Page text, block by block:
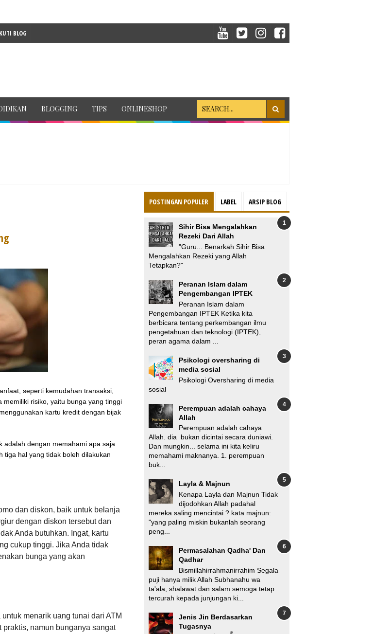
BLOG
BLOGGING TIPS ONLINESHOP
seperti kemudahan transaksi,
risiko, yaitu bunga yang tinggi
kartu kredit dengan bijak
adalah dengan memahami apa saja
tiga hal yang tidak boleh dilakukan
dan diskon, baik untuk belanja
dengan diskon tersebut dan
Anda butuhkan. Ingat, kartu
cukup tinggi. Jika Anda tidak
bunga yang akan
menarik uang tunai dari ATM
namun bunganya sangat
POSTINGAN POPULER LABEL ARSIP BLOG
Sihir Bisa Mengalahkan
Rezeki Dari Allah
"Guru... Benarkah Sihir Bisa
Mengalahkan Rezeki yang Allah
Tetapkan?"
Peranan Islam dalam
Pengembangan IPTEK
Peranan Islam dalam
Pengembangan IPTEK Ketika kita
berbicara tentang perkembangan ilmu
pengetahuan dan teknologi (IPTEK),
peran agama dalam ...
Psikologi oversharing di
media sosial
Psikologi Oversharing di media
sosial
Perempuan adalah cahaya
Allah
Perempuan adalah cahaya
Allah. dia bukan dicintai secara duniawi.
Dan mungkin... selama ini kita keliru
memahami maknanya. 1. perempuan
buk...
Layla & Majnun
Kenapa Layla dan Majnun Tidak
dijodohkan Allah padahal
mereka saling mencintai ? kata majnun:
"yang paling miskin bukanlah seorang
peng...
Permasalahan Qadha' Dan
Qadhar
Bismillahirrahmanirrahim Segala
puji hanya milik Allah Subhanahu wa
ta'ala, shalawat dan salam semoga tetap
tercurah kepada junjungan ki...
Jenis Jin Berdasarkan
Tugasnya